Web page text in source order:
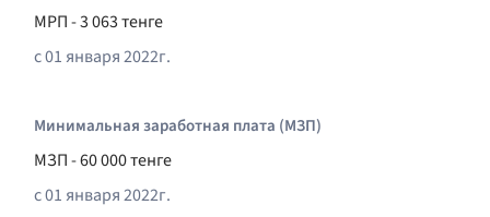
МРП - 3 063 тенге
с 01 января 2022г.
Минимальная заработная плата (МЗП)
МЗП - 60 000 тенге
с 01 января 2022г.